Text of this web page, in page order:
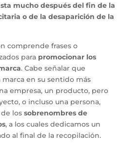
mucho después del fin de la
o de la desaparición de la
comprende frases o
para promocionar los
. Cabe señalar que
marca en su sentido más
empresa, un producto, pero
o incluso una persona,
los sobrenombres de
, a los cuales dedicamos un
al final de la recopilación.